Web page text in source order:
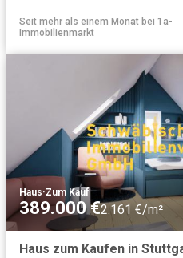
Seit mehr als einem Monat bei 1a-
Immobilienmarkt
Haus·Zum Kauf
389.000 €2.161 €/m²